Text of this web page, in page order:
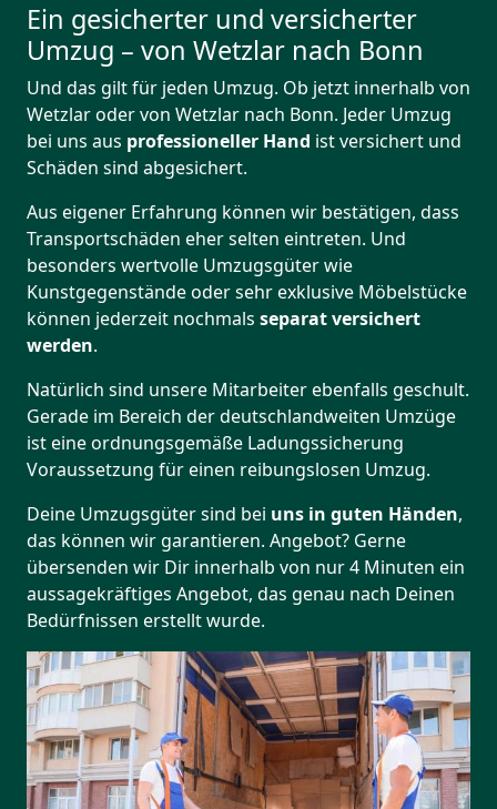
Ein gesicherter und versicherter
Umzug – von Wetzlar nach Bonn
Und das gilt für jeden Umzug. Ob jetzt innerhalb von
Wetzlar oder von Wetzlar nach Bonn. Jeder Umzug
bei uns aus professioneller Hand ist versichert und
Schäden sind abgesichert.
Aus eigener Erfahrung können wir bestätigen, dass
Transportschäden eher selten eintreten. Und
besonders wertvolle Umzugsgüter wie
Kunstgegenstände oder sehr exklusive Möbelstücke
können jederzeit nochmals separat versichert
werden.
Natürlich sind unsere Mitarbeiter ebenfalls geschult.
Gerade im Bereich der deutschlandweiten Umzüge
ist eine ordnungsgemäße Ladungssicherung
Voraussetzung für einen reibungslosen Umzug.
Deine Umzugsgüter sind bei uns in guten Händen,
das können wir garantieren. Angebot? Gerne
übersenden wir Dir innerhalb von nur 4 Minuten ein
aussagekräftiges Angebot, das genau nach Deinen
Bedürfnissen erstellt wurde.